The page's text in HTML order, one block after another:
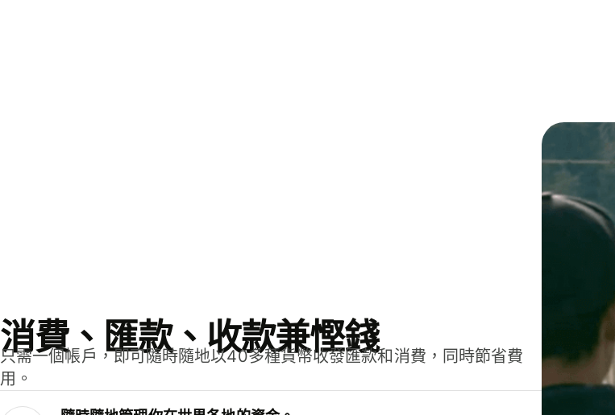
消費、匯款、收款兼慳錢
只需一個帳戶，即可隨時隨地以40多種貨幣收發匯款和消費，同時節省費
用。